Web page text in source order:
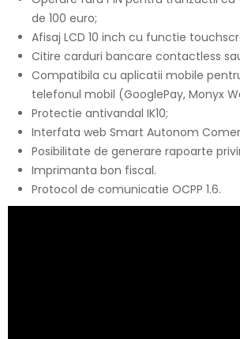
de 100 euro;
Afisaj LCD 10 inch cu functie
Citire carduri bancare contactless
Compatibila cu aplicatii mobile
telefonul mobil (GooglePay, Monyx
Protectie antivandal IK10;
Interfata web Smart Autonom
Posibilitate de generare rapoarte
Imprimanta bon fiscal.
Protocol de comunicatie OCPP 1.6.